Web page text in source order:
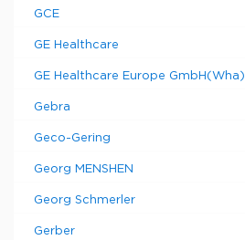
GCE
GE Healthcare
GE Healthcare Europe GmbH(Wha)
Gebra
Geco-Gering
Georg MENSHEN
Georg Schmerler
Gerber